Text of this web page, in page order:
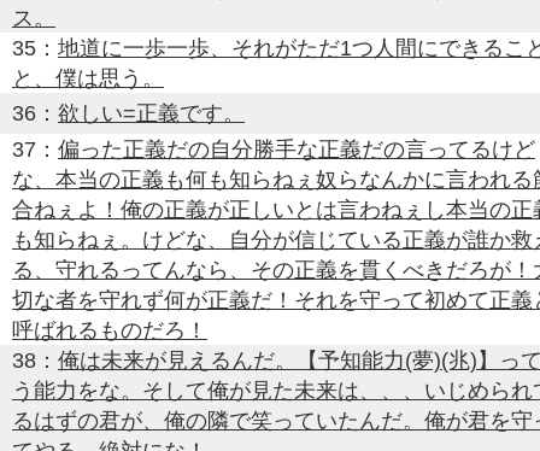
ス。
35： 地道に一歩一歩、それがただ1つ人間にできるこ
と、僕は思う。
36： 欲しい=正義です。
37： 偏った正義だの自分勝手な正義だの言ってるけど
な、本当の正義も何も知らねぇ奴らなんかに言われる
合ねぇよ！俺の正義が正しいとは言わねぇし本当の正
も知らねぇ。けどな、自分が信じている正義が誰か救
る、守れるってんなら、その正義を貫くべきだろが！
切な者を守れず何が正義だ！それを守って初めて正義
呼ばれるものだろ！
38： 俺は未来が見えるんだ。【予知能力(夢)(兆)】っ
う能力をな。そして俺が見た未来は、、、いじめられ
るはずの君が、俺の隣で笑っていたんだ。俺が君を守